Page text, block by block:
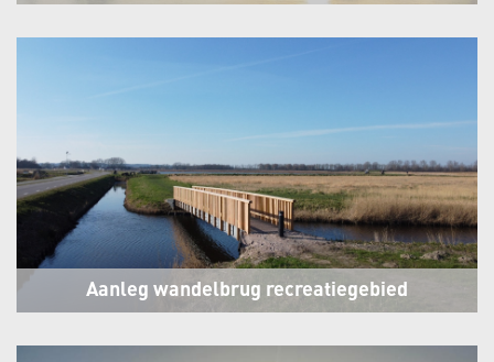
Aanleg wandelbrug recreatiegebied